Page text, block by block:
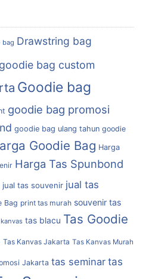
bag Drawstring bag
goodie bag custom
Goodie bag
goodie bag promosi
goodie bag ulang tahun goodie
Goodie Bag Harga
Harga Tas Spunbond
jual tas souvenir jual tas
Bag print tas murah souvenir tas
tas blacu Tas Goodie
Tas Kanvas Jakarta Tas Kanvas Murah
Jakarta tas seminar tas